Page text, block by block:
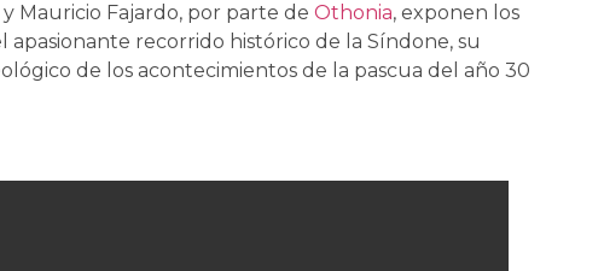
Mauricio Fajardo, por parte de Othonia, exponen los
apasionante recorrido histórico de la Síndone, su
de los acontecimientos de la pascua del año 30